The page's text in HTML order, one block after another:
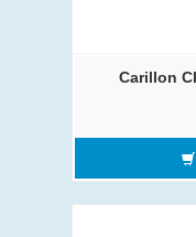
Carillon